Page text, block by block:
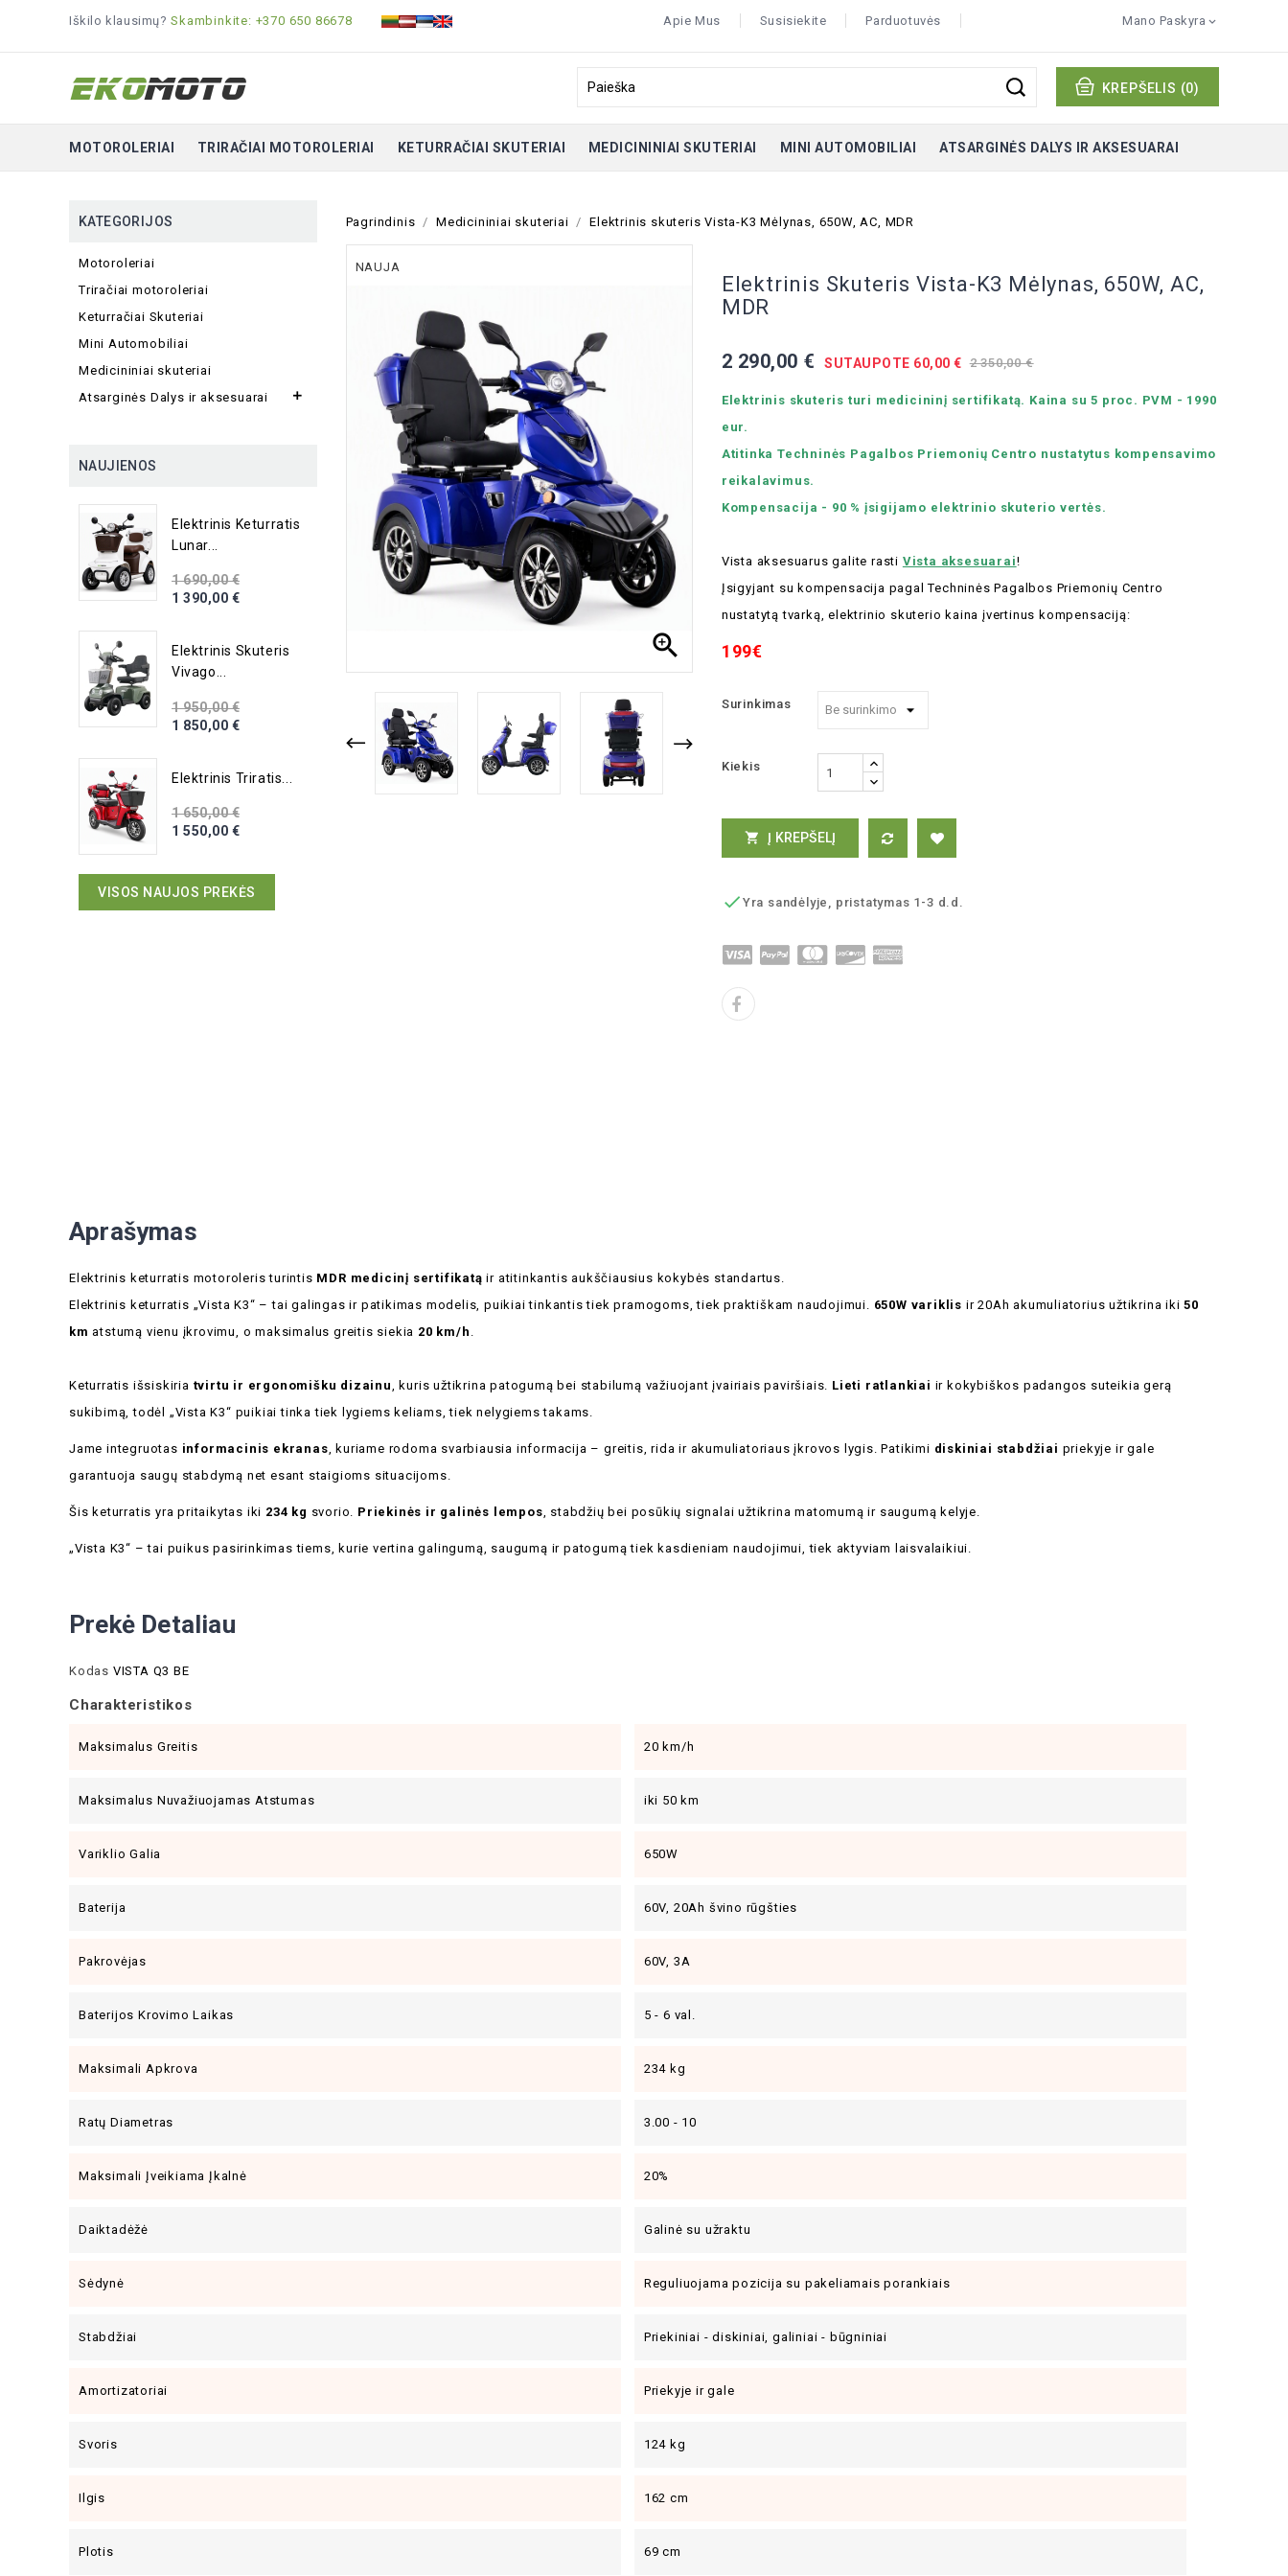
Iškilo klausimų?Skambinkite: +370 650 86678 Mano Paskyra 
Apie Mus Susisiekite Parduotuvės
KREPŠELIS (0)
MOTOROLERIAI TRIRAČIAI MOTOROLERIAI KETURRAČIAI SKUTERIAI MEDICININIAI SKUTERIAI MINI AUTOMOBILIAI ATSARGINĖS DALYS IR AKSESUARAI
KATEGORIJOS
Motoroleriai
Triračiai motoroleriai
Keturračiai Skuteriai
Mini Automobiliai
Medicininiai skuteriai
Atsarginės Dalys ir aksesuarai

NAUJIENOS
Elektrinis Keturratis
Lunar...
1 690,00 €
1 390,00 €
Elektrinis Skuteris
Vivago...
1 950,00 €
1 850,00 €
Elektrinis Triratis...
1 650,00 €
1 550,00 €
VISOS NAUJOS PREKĖS
Pagrindinis Medicininiai skuteriai Elektrinis skuteris Vista-K3 Mėlynas, 650W, AC, MDR
NAUJA

Elektrinis Skuteris Vista-K3 Mėlynas, 650W, AC,
MDR
2 290,00 € SUTAUPOTE 60,00 € 2 350,00 €
Elektrinis skuteris turi medicininį sertifikatą. Kaina su 5 proc. PVM - 1990
eur.
Atitinka Techninės Pagalbos Priemonių Centro nustatytus kompensavimo
reikalavimus.
Kompensacija - 90 % įsigijamo elektrinio skuterio vertės.
Vista aksesuarus galite rasti Vista aksesuarai!
Įsigyjant su kompensacija pagal Techninės Pagalbos Priemonių Centro
nustatytą tvarką, elektrinio skuterio kaina įvertinus kompensaciją:
199€
Surinkimas
Kiekis
 Į KREPŠELĮ
 Yra sandėlyje, pristatymas 1-3 d.d.
Aprašymas
Elektrinis keturratis motoroleris turintis MDR medicinį sertifikatą ir atitinkantis aukščiausius kokybės standartus.
Elektrinis keturratis „Vista K3“ – tai galingas ir patikimas modelis, puikiai tinkantis tiek pramogoms, tiek praktiškam naudojimui. 650W variklis ir 20Ah akumuliatorius užtikrina iki50
km atstumą vienu įkrovimu, o maksimalus greitis siekia 20 km/h .
Keturratis išsiskiria tvirtu ir ergonomišku dizainu, kuris užtikrina patogumą bei stabilumą važiuojant įvairiais paviršiais. Lieti ratlankiai ir kokybiškos padangos suteikia gerą
sukibimą, todėl „Vista K3“ puikiai tinka tiek lygiems keliams, tiek nelygiems takams.
Jame integruotas informacinis ekranas, kuriame rodoma svarbiausia informacija – greitis, rida ir akumuliatoriaus įkrovos lygis. Patikimi diskiniai stabdžiai priekyje ir gale
garantuoja saugų stabdymą net esant staigioms situacijoms.
Šis keturratis yra pritaikytas iki 234 kg svorio. Priekinės ir galinės lempos, stabdžių bei posūkių signalai užtikrina matomumą ir saugumą kelyje.
„Vista K3“ – tai puikus pasirinkimas tiems, kurie vertina galingumą, saugumą ir patogumą tiek kasdieniam naudojimui, tiek aktyviam laisvalaikiui.
Prekė Detaliau
Kodas VISTA Q3 BE
Charakteristikos
Maksimalus Greitis 20 km/h
Maksimalus Nuvažiuojamas Atstumas iki 50 km
Variklio Galia 650W
Baterija 60V, 20Ah švino rūgšties
Pakrovėjas 60V, 3A
Baterijos Krovimo Laikas 5 - 6 val.
Maksimali Apkrova 234 kg
Ratų Diametras 3.00 - 10
Maksimali Įveikiama Įkalnė 20%
Daiktadėžė Galinė su užraktu
Sėdynė Reguliuojama pozicija su pakeliamais porankiais
Stabdžiai Priekiniai - diskiniai, galiniai - būgniniai
Amortizatoriai Priekyje ir gale
Svoris 124 kg
Ilgis 162 cm
Plotis 69 cm